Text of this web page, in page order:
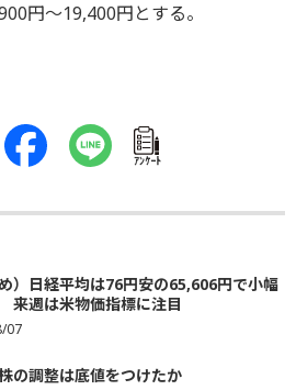
円～19,400円とする。
ｱﾝｹｰﾄ
め）日経平均は76円安の65,606円で小幅
来週は米物価指標に注目
07
の調整は底値をつけたか